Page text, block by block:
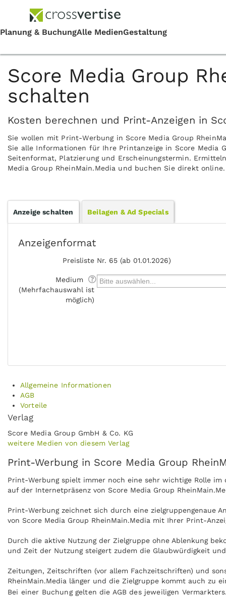
Score Media Group
schalten
Kosten berechnen und Print-Anzeigen in
Sie wollen mit Print-Werbung in Score Media Group
Sie alle Informationen für Ihre Printanzeige in Score Media
Seitenformat, Platzierung und Erscheinungstermin.
Media Group RheinMain.Media und buchen Sie direkt online.
Anzeige schalten Beilagen & Ad Specials
Anzeigenformat
Preisliste Nr. 65 (ab 01.01.2026)
Medium
(Mehrfachauswahl ist
möglich)
Allgemeine Informationen
AGB
Vorteile
Verlag
Score Media Group GmbH & Co. KG
weitere Medien von diesem Verlag
Print-Werbung in Score Media Group
Print-Werbung spielt immer noch eine sehr wichtige Rolle
auf der Internetpräsenz von Score Media Group
Print-Werbung zeichnet sich durch eine zielgruppengenaue
von Score Media Group RheinMain.Media mit Ihrer Print-
Durch die aktive Nutzung der Zielgruppe ohne Ablenkung
und Zeit der Nutzung steigert zudem die Glaubwürdigkeit
Zeitungen, Zeitschriften (vor allem Fachzeitschriften) und
RheinMain.Media länger und die Zielgruppe kommt auch zu
Bei einer Buchung gelten die AGB des jeweiligen